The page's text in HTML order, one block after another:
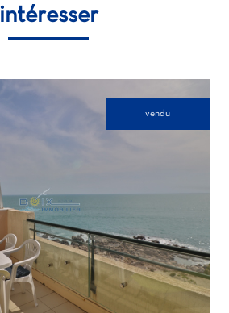
intéresser
vendu
voir le bien